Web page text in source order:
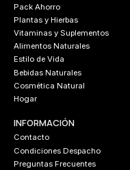
Pack Ahorro
Plantas y Hierbas
Vitaminas y Suplementos
Alimentos Naturales
Estilo de Vida
Bebidas Naturales
Cosmética Natural
Hogar
INFORMACIÓN
Contacto
Condiciones Despacho
Preguntas Frecuentes